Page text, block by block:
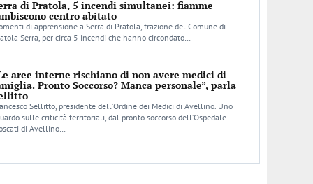
di Pratola, 5 incendi simultanei: fiamme
centro abitato
di apprensione a Serra di Pratola, frazione del Comune di
Serra, per circa 5 incendi che hanno circondato…
aree interne rischiano di non avere medici di
Pronto Soccorso? Manca personale”, parla
Sellitto, presidente dell’Ordine dei Medici di Avellino. Uno
sulle criticità territoriali, dal pronto soccorso dell’Ospedale
di Avellino…